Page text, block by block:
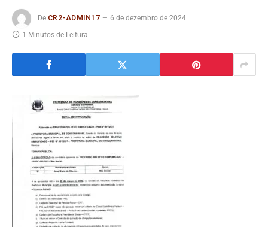
De CR2-ADMIN17
6 de dezembro de 2024
1 Minutos de Leitura